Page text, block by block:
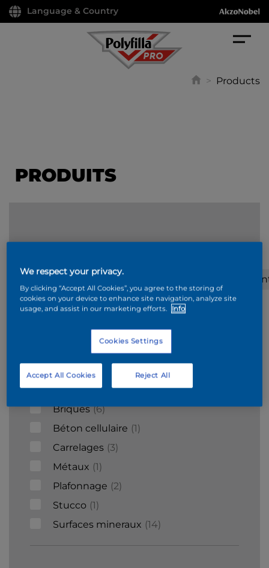
Language & Country
> Products
PRODUITS
Acier
galvanisé
Polyester
Supports
Bois 9
Briques 6
Béton cellulaire 1
Carrelages 3
Métaux 1
Plafonnage
2
Stucco 1
Surfaces mineraux 14
We respect your privacy.
By clicking “Accept All Cookies”, you agree to the storing of
cookies on your device to enhance site navigation, analyze site
usage, and assist in our marketing efforts.
Info
Cookies Settings
Reject All
Accept All Cookies